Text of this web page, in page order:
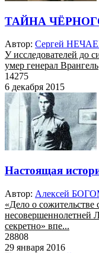
ТАЙНА
Автор: Сергей
У исследователей до
умер генерал Врангель
14275
6 декабря 2015
Настоящая
Автор: Алексей
«Дело о
несовершеннолетней
секретно» впе...
28808
29 января 2016